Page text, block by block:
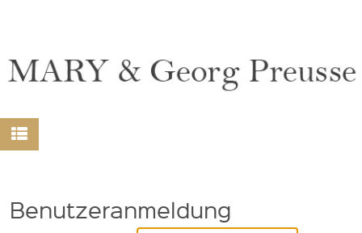
Benutzeranmeldung